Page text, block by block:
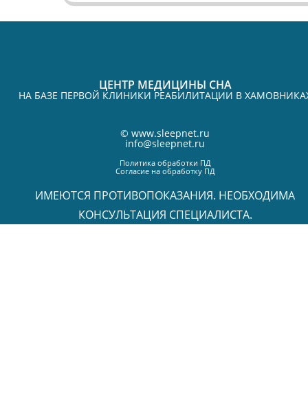
ЦЕНТР МЕДИЦИНЫ СНА
НА БАЗЕ ПЕРВОЙ КЛИНИКИ РЕАБИЛИТАЦИИ В
© www.sleepnet.ru
info@sleepnet.ru
Политика обработки ПД
Согласие на обработку ПД
ИМЕЮТСЯ ПРОТИВОПОКАЗАНИЯ. НЕОБХОДИМА
КОНСУЛЬТАЦИЯ СПЕЦИАЛИСТА.